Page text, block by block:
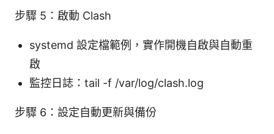
步驟 5：啟動 Clash
systemd 設定檔範例，實作開機自啟與自動重
啟
監控日誌：tail -f /var/log/clash.log
步驟 6：設定自動更新與備份